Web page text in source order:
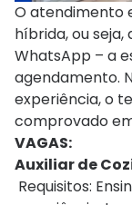
O atendimento
híbrida, ou
WhatsApp – a
agendamento.
experiência, o
comprovado
VAGAS:
Auxiliar de
Requisitos: